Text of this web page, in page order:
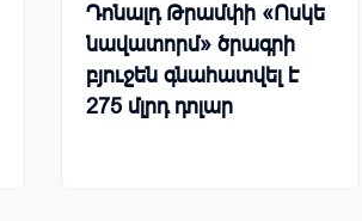
Դոնալդ Թրամփի «Ոսկե
նավատորմ» ծրագրի
բյուջեն գնահատվել է
275 մլրդ դոլար